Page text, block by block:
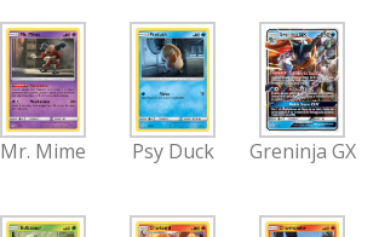
Mr. Mime Psy Duck Greninja GX